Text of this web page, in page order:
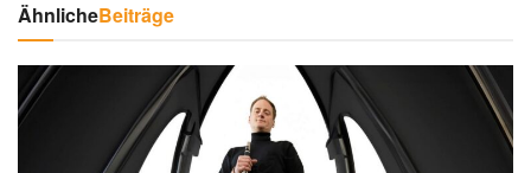
ÄhnlicheBeiträge